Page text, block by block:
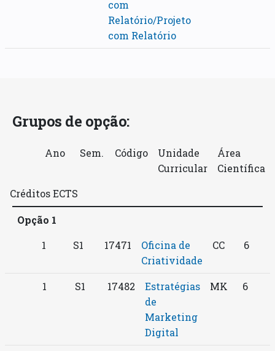
com
Relatório/Projeto
com Relatório
Grupos de opção:
Ano Sem. Código
Unidade
Curricular
Área
Científica
Créditos ECTS
Opção 1
1
S1 17471
Oficina de
Criatividade
CC 6
1 S1 17482
Estratégias
de
Marketing
Digital
MK 6